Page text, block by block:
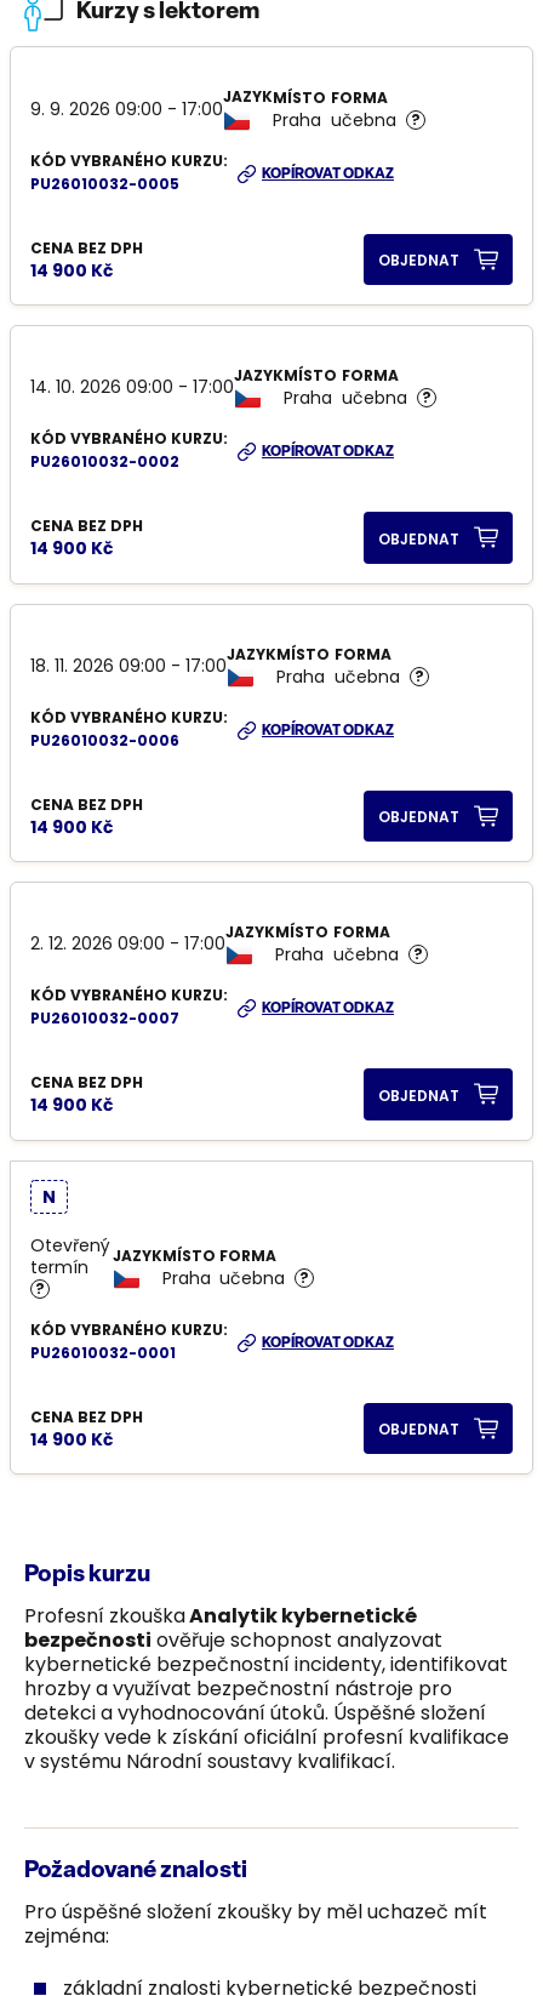
Kurzy s lektorem
9. 9. 2026 09:00 - 17:00JAZYKMÍSTO
Praha
FORMA
učebna ?
KÓD VYBRANÉHO KURZU:
PU26010032-0005
KOPÍROVAT ODKAZ
CENA BEZ DPH
14 900 Kč OBJEDNAT
14. 10. 2026 09:00 - 17:00JAZYKMÍSTO
Praha
FORMA
učebna ?
KÓD VYBRANÉHO KURZU:
PU26010032-0002
KOPÍROVAT ODKAZ
CENA BEZ DPH
14 900 Kč OBJEDNAT
18. 11. 2026 09:00 - 17:00JAZYKMÍSTO
Praha
FORMA
učebna ?
KÓD VYBRANÉHO KURZU:
PU26010032-0006
KOPÍROVAT ODKAZ
CENA BEZ DPH
14 900 Kč OBJEDNAT
2. 12. 2026 09:00 - 17:00JAZYKMÍSTO
Praha
FORMA
učebna ?
KÓD VYBRANÉHO KURZU:
PU26010032-0007
KOPÍROVAT ODKAZ
CENA BEZ DPH
14 900 Kč OBJEDNAT
N
Otevřený
termín
?
JAZYKMÍSTO
Praha
FORMA
učebna ?
KÓD VYBRANÉHO KURZU:
PU26010032-0001
KOPÍROVAT ODKAZ
CENA BEZ DPH
14 900 Kč OBJEDNAT
Popis kurzu
Profesní zkouškaAnalytik kybernetické
bezpečnosti ověřuje schopnost analyzovat
kybernetické bezpečnostní incidenty, identifikovat
hrozby a využívat bezpečnostní nástroje pro
detekci a vyhodnocování útoků. Úspěšné složení
zkoušky vede k získání oficiální profesní kvalifikace
v systému Národní soustavy kvalifikací.
Požadované znalosti
Pro úspěšné složení zkoušky by měl uchazeč mít
zejména:
základní znalosti kybernetické bezpečnosti